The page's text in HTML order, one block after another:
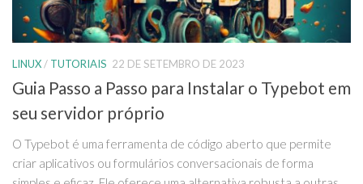
LINUX / TUTORIAIS 22 DE SETEMBRO DE 2023
Guia Passo a Passo para Instalar o Typebot em
seu servidor próprio
O Typebot é uma ferramenta de código aberto que permite
criar aplicativos ou formulários conversacionais de forma